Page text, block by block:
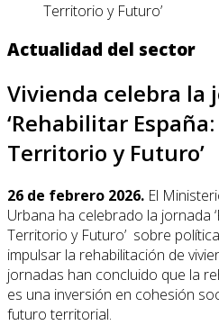
Territorio y Futuro’
Actualidad del sector
Vivienda celebra la
‘Rehabilitar
Territorio y Futuro’
26 de febrero 2026. El
Urbana ha celebrado la jornada
Territorio y Futuro’ sobre
impulsar la rehabilitación de
jornadas han concluido que la
es una inversión en cohesión
futuro territorial.